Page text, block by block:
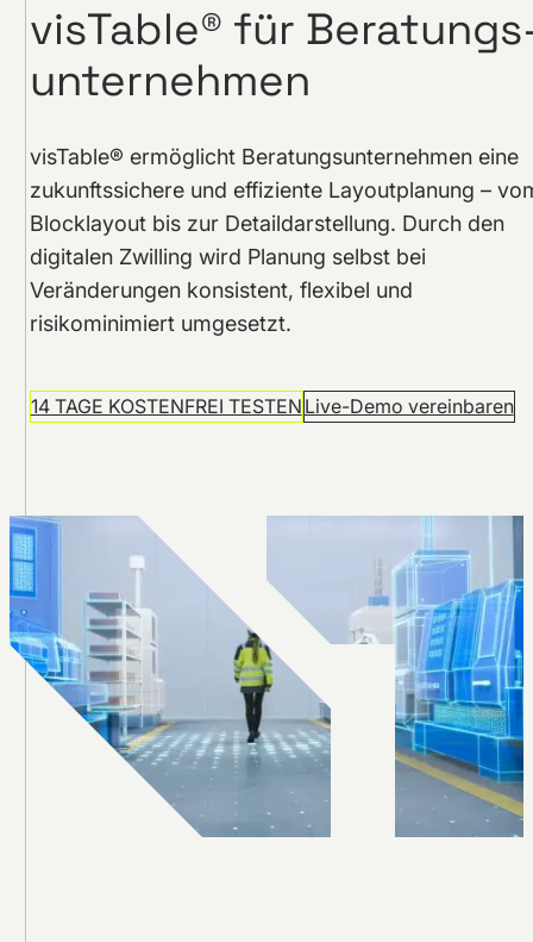
visTable® für
unternehmen
visTable® ermöglicht Beratungsunternehmen eine
zukunftssichere und effiziente Layoutplanung –
Blocklayout bis zur Detaildarstellung. Durch den
digitalen Zwilling wird Planung selbst bei
Veränderungen konsistent, flexibel und
risikominimiert umgesetzt.
14 TAGE KOSTENFREI TESTEN Live-Demo vereinbaren